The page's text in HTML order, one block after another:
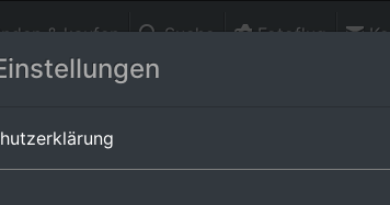
& kaufen Suche Fotoflug
in Baden-Württemberg,